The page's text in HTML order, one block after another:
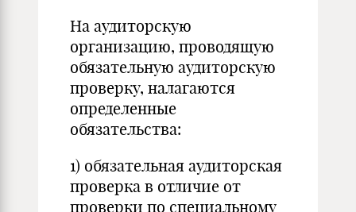
На аудиторскую
организацию, проводящую
обязательную аудиторскую
проверку, налагаются
определенные
обязательства:
1) обязательная аудиторская
проверка в отличие от
проверки по специальному